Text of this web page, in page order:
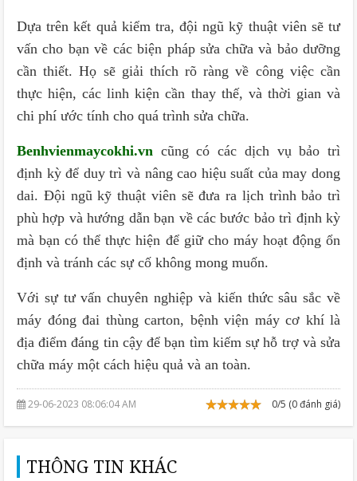
Dựa trên kết quả kiểm tra, đội ngũ kỹ thuật viên sẽ tư
vấn cho bạn về các biện pháp sửa chữa và bảo dưỡng
cần thiết. Họ sẽ giải thích rõ ràng về công việc cần
thực hiện, các linh kiện cần thay thế, và thời gian và
chi phí ước tính cho quá trình sửa chữa.
Benhvienmaycokhi.vn cũng có các dịch vụ bảo trì
định kỳ để duy trì và nâng cao hiệu suất của may dong
dai. Đội ngũ kỹ thuật viên sẽ đưa ra lịch trình bảo trì
phù hợp và hướng dẫn bạn về các bước bảo trì định kỳ
mà bạn có thể thực hiện để giữ cho máy hoạt động ổn
định và tránh các sự cố không mong muốn.
Với sự tư vấn chuyên nghiệp và kiến thức sâu sắc về
máy đóng đai thùng carton, bệnh viện máy cơ khí là
địa điểm đáng tin cậy để bạn tìm kiếm sự hỗ trợ và sửa
chữa máy một cách hiệu quả và an toàn.
29-06-2023 08:06:04 AM 0/5 (0 đánh giá)
THÔNG TIN KHÁC